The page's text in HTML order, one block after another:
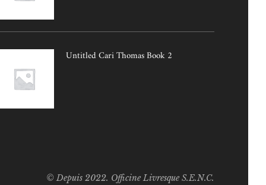
Untitled Cari Thomas Book 2
© Depuis 2022. Officine Livresque S.E.N.C.